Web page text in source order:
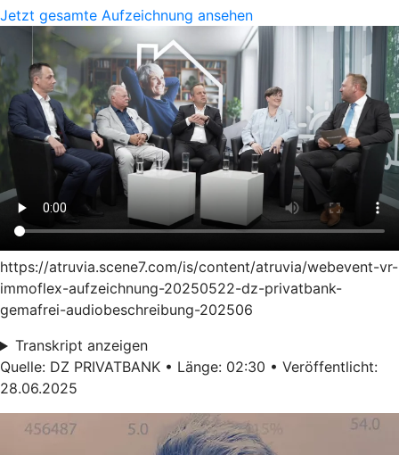
Jetzt gesamte Aufzeichnung ansehen
https://atruvia.scene7.com/is/content/atruvia/webevent-vr-
immoflex-aufzeichnung-20250522-dz-privatbank-
gemafrei-audiobeschreibung-202506
Transkript anzeigen
Quelle: DZ PRIVATBANK • Länge: 02:30 • Veröffentlicht:
28.06.2025